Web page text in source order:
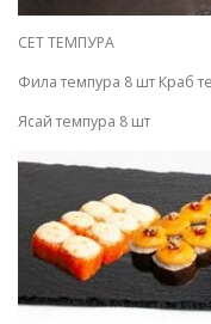
СЕТ ТЕМПУРА
Фила темпура 8 шт Краб
Ясай темпура 8 шт